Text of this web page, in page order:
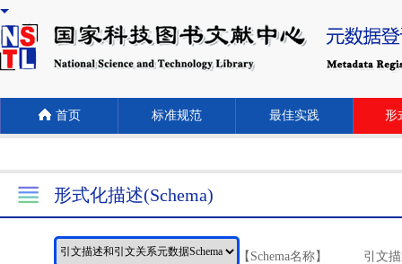
首页 标准规范 最佳实践 形
形式化描述(Schema)
【Schema名称】 引文